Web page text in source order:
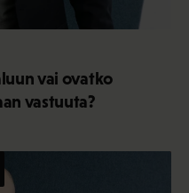
vai ovatko
vastuuta?